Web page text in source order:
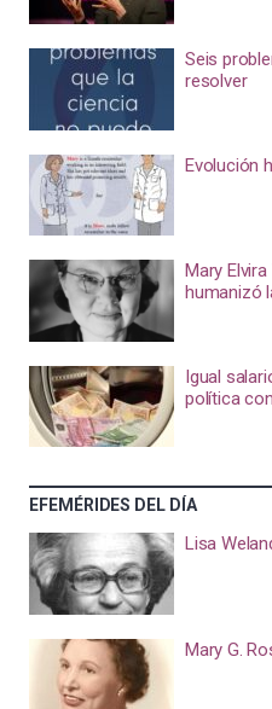
Seis
resolver
Evolución
Mary
humanizó
Igual
política
EFEMÉRIDES DEL DÍA
Lisa
Mary G.